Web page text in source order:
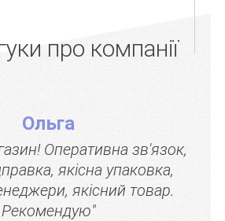
про компанії
Ольга
Оперативна зв'язок,
якісна упаковка,
якісний товар.
Рекомендую"